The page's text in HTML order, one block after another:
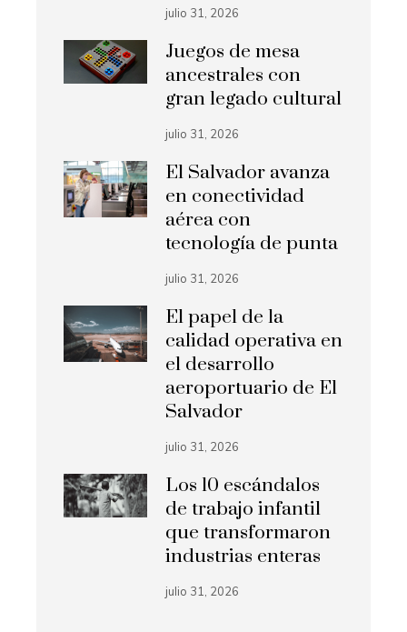
julio 31, 2026
Juegos de mesa
ancestrales con
gran legado cultural
julio 31, 2026
El Salvador avanza
en conectividad
aérea con
tecnología de punta
julio 31, 2026
El papel de la
calidad operativa en
el desarrollo
aeroportuario de El
Salvador
julio 31, 2026
Los 10 escándalos
de trabajo infantil
que transformaron
industrias enteras
julio 31, 2026